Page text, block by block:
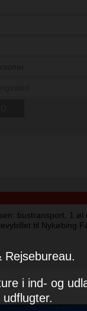
bustransport, 1
til Nykøbing
Rejsebureau.
i ind- og